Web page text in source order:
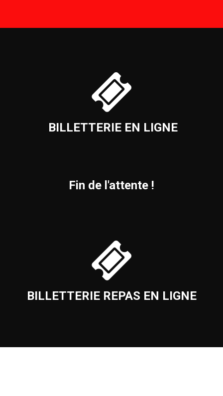
BILLETTERIE EN LIGNE
Fin de l'attente !
BILLETTERIE REPAS EN LIGNE